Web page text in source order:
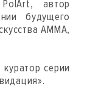
автор
будущего
АММА,
серии